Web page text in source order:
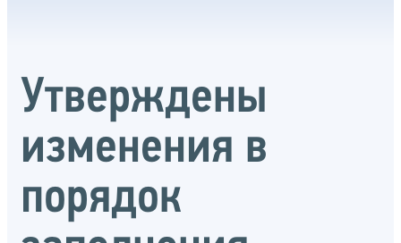
Утверждены
изменения в
порядок